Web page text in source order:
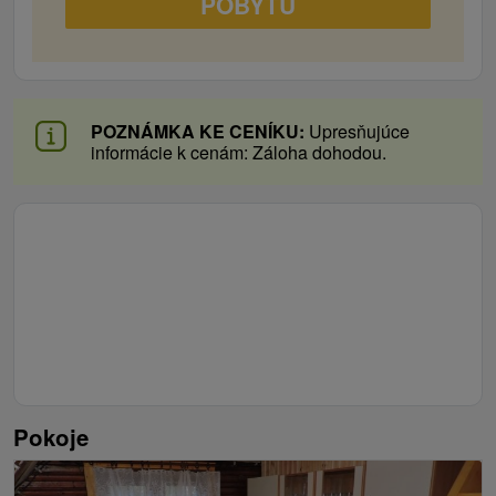
POZNÁMKA KE CENÍKU: Upresňujúce
informácie k cenám: Záloha dohodou.
Pokoje